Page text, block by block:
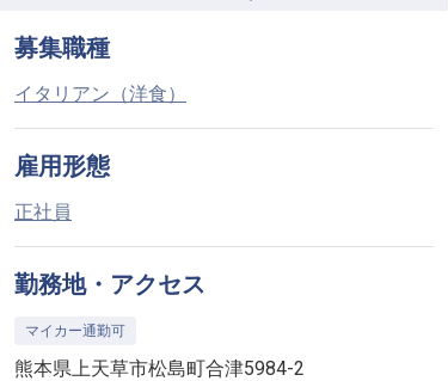
募集職種
イタリアン（洋食）
雇用形態
正社員
勤務地・アクセス
マイカー通勤可
熊本県上天草市松島町合津5984-2